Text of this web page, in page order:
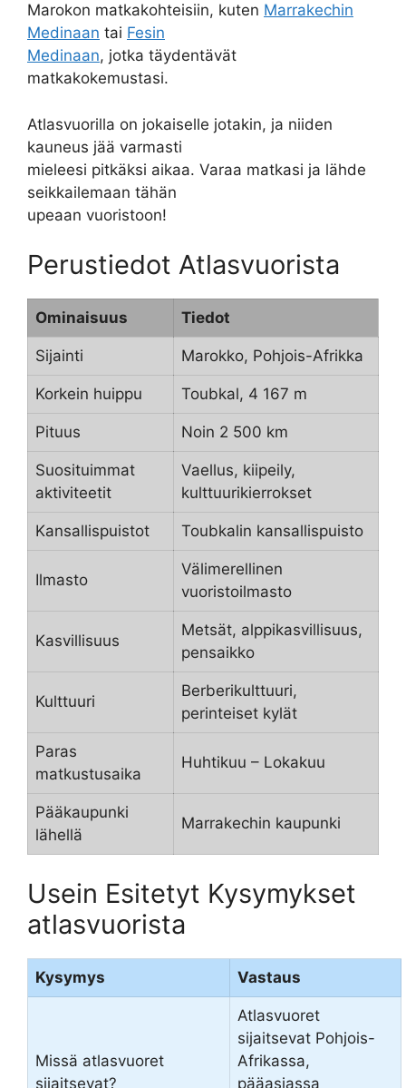
Marokon matkakohteisiin, kuten Marrakechin
Medinaan tai Fesin
Medinaan, jotka täydentävät
matkakokemustasi.
Atlasvuorilla on jokaiselle jotakin, ja niiden
kauneus jää varmasti
mieleesi pitkäksi aikaa. Varaa matkasi ja lähde
seikkailemaan tähän
upeaan vuoristoon!
Perustiedot Atlasvuorista
Ominaisuus Tiedot
Sijainti Marokko, Pohjois-Afrikka
Korkein huippu Toubkal, 4 167 m
Pituus Noin 2 500 km
Suosituimmat
aktiviteetit
Vaellus, kiipeily,
kulttuurikierrokset
Kansallispuistot Toubkalin kansallispuisto
Ilmasto
Välimerellinen
vuoristoilmasto
Kasvillisuus
Metsät, alppikasvillisuus,
pensaikko
Kulttuuri
Berberikulttuuri,
perinteiset kylät
Paras
matkustusaika
Huhtikuu – Lokakuu
Pääkaupunki
lähellä
Marrakechin kaupunki
Usein Esitetyt Kysymykset
atlasvuorista
Kysymys Vastaus
Missä atlasvuoret
sijaitsevat?
Atlasvuoret
sijaitsevat Pohjois-
Afrikassa,
pääasiassa